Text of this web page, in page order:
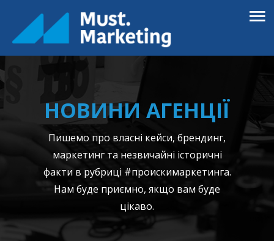
НОВИНИ АГЕНЦІЇ
Пишемо про власні кейси, брендинг,
маркетинг та незвичайні історичні
факти в рубриці #проискимаркетинга.
Нам буде приємно, якщо вам буде
цікаво.